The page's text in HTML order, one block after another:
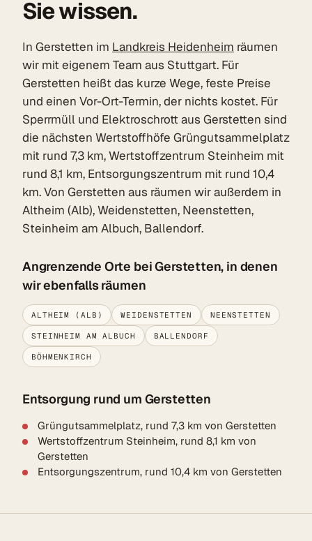
Sie wissen.
In Gerstetten im Landkreis Heidenheim räumen
wir mit eigenem Team aus Stuttgart. Für
Gerstetten heißt das kurze Wege, feste Preise
und einen Vor-Ort-Termin, der nichts kostet. Für
Sperrmüll und Elektroschrott aus Gerstetten sind
die nächsten Wertstoffhöfe Grüngutsammelplatz
mit rund 7,3 km, Wertstoffzentrum Steinheim mit
rund 8,1 km, Entsorgungszentrum mit rund 10,4
km. Von Gerstetten aus räumen wir außerdem in
Altheim (Alb), Weidenstetten, Neenstetten,
Steinheim am Albuch, Ballendorf.
Angrenzende Orte bei Gerstetten, in denen
wir ebenfalls räumen
ALTHEIM (ALB) WEIDENSTETTEN NEENSTETTEN
STEINHEIM AM ALBUCH BALLENDORF
BÖHMENKIRCH
Entsorgung rund um Gerstetten
Grüngutsammelplatz, rund 7,3 km von Gerstetten
Wertstoffzentrum Steinheim, rund 8,1 km von
Gerstetten
Entsorgungszentrum, rund 10,4 km von Gerstetten